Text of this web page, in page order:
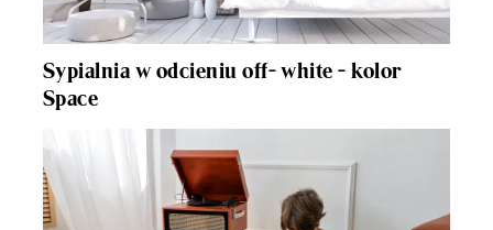
Sypialnia w odcieniu off- white - kolor
Space